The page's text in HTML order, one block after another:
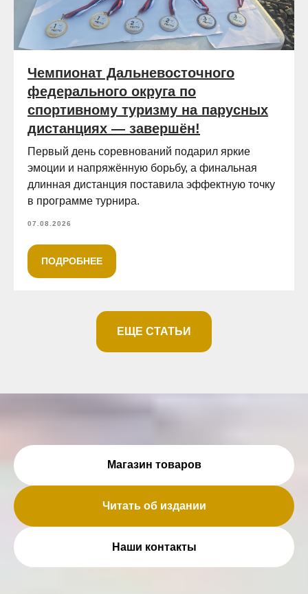
Чемпионат Дальневосточного
федерального округа по
спортивному туризму на парусных
дистанциях — завершён!
Первый день соревнований подарил яркие
эмоции и напряжённую борьбу, а финальная
длинная дистанция поставила эффектную точку
в программе турнира.
07.08.2026
ПОДРОБНЕЕ
ЕЩЕ СТАТЬИ
Магазин товаров
Читать об издании
Наши контакты